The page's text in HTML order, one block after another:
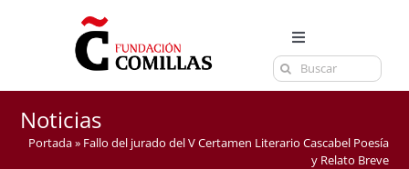
Toggle
Navigation
LA FUNDACIÓN
ESTUDIOS
EL CENTRO
Buscar:
Noticias
Portada» Fallo del jurado del V Certamen Literario Cascabel Poesía
y Relato Breve